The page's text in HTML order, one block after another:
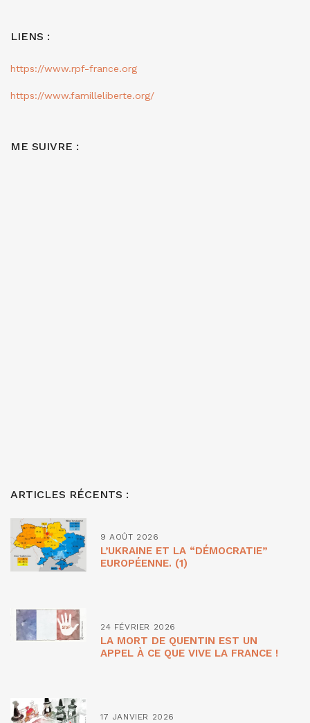
LIENS :
https://www.rpf-france.org
https://www.familleliberte.org/
ME SUIVRE :
ARTICLES RÉCENTS :
9 AOÛT 2026
L’UKRAINE ET LA “DÉMOCRATIE”
EUROPÉENNE. (1)
24 FÉVRIER 2026
LA MORT DE QUENTIN EST UN
APPEL À CE QUE VIVE LA FRANCE !
17 JANVIER 2026